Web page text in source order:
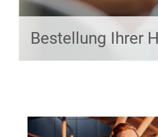
Bestellung Ihrer